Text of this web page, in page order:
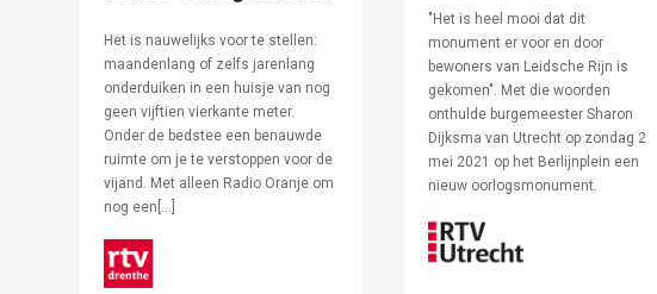
Het is nauwelijks voor te stellen:
maandenlang of zelfs jarenlang
onderduiken in een huisje van nog
geen vijftien vierkante meter.
Onder de bedstee een benauwde
ruimte om je te verstoppen voor de
vijand. Met alleen Radio Oranje om
nog een[…]
"Het is heel mooi dat dit
monument er voor en door
bewoners van Leidsche Rijn is
gekomen". Met die woorden
onthulde burgemeester Sharon
Dijksma van Utrecht op zondag 2
mei 2021 op het Berlijnplein een
nieuw oorlogsmonument.